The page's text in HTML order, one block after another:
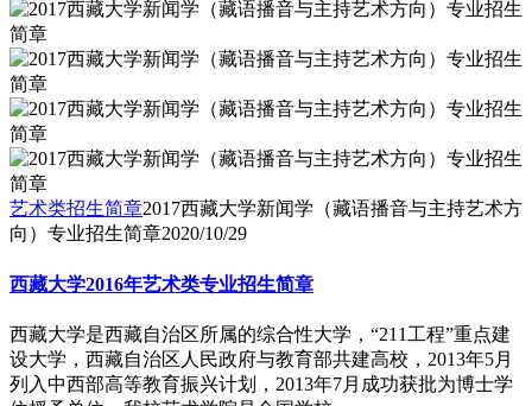
艺术类招生简章2017西藏大学新闻学（藏语播音与主持艺术方
向）专业招生简章2020/10/29
西藏大学2016年艺术类专业招生简章
西藏大学是西藏自治区所属的综合性大学，“211工程”重点建
设大学，西藏自治区人民政府与教育部共建高校，2013年5月
列入中西部高等教育振兴计划，2013年7月成功获批为博士学